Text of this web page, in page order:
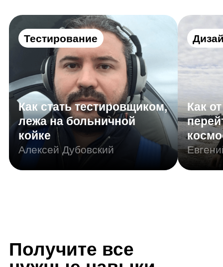
Получите все
нужные навыки
Резюме Портфолио
Junior Иллюстратор